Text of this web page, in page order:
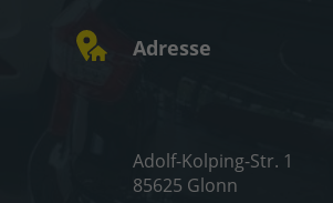
Adresse
Adolf-Kolping-Str. 1
85625 Glonn